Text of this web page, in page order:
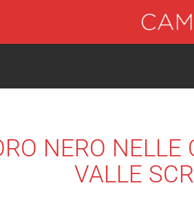
NERO
VALLE